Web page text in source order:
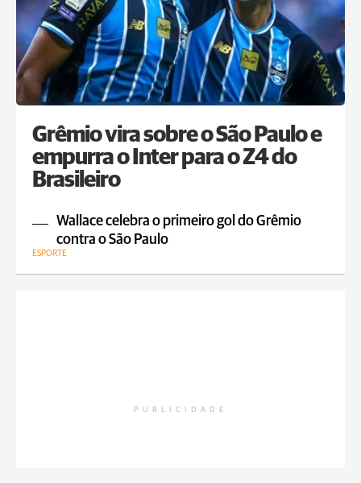
Grêmio vira sobre o São Paulo e
empurra o Inter para o Z4 do
Brasileiro
Wallace celebra o primeiro gol do Grêmio
contra o São Paulo
ESPORTE
PUBLICIDADE